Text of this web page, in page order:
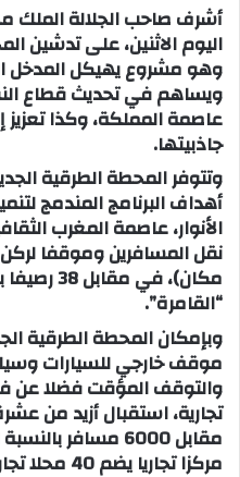
أشرف صاحب الجلالة الملك
اليوم الاثنين، على تدشين
وهو مشروع يهيكل المدخل
ويساهم في تحديث قطاع
عاصمة المملكة، وكذا تعزيز
جاذبيتها.
وتتوفر المحطة الطرقية
أهداف البرنامج المندمج
مكان)، في
“القامرة”.
وبإمكان المحطة الطرقية
موقف خارجي للسيارات
والتوقف المؤقت فضلا عن
تجارية، استقبال أزيد من
مقابل 6000 مسافر
مركزا